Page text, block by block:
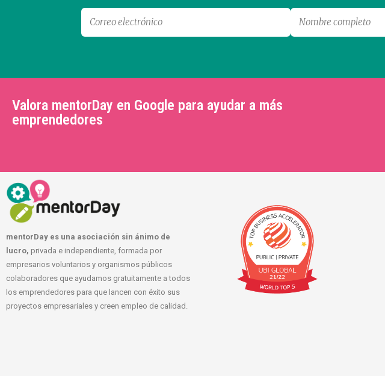
Valora mentorDay en Google para ayudar a más
emprendedores
mentorDay es una asociación sin ánimo de
lucro, privada e independiente, formada por
empresarios voluntarios y organismos públicos
colaboradores que ayudamos gratuitamente a todos
los emprendedores para que lancen con éxito sus
proyectos empresariales y creen empleo de calidad.